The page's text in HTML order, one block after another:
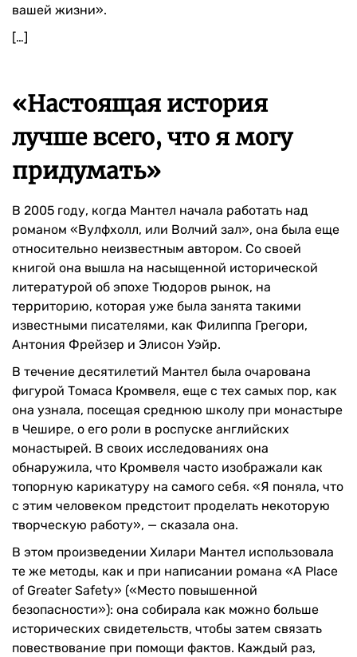
вашей жизни».
[…]
«Настоящая история
лучше всего, что я могу
придумать»
В 2005 году, когда Мантел начала работать над
романом «Вулфхолл, или Волчий зал», она была еще
относительно неизвестным автором. Со своей
книгой она вышла на насыщенной исторической
литературой об эпохе Тюдоров рынок, на
территорию, которая уже была занята такими
известными писателями, как Филиппа Грегори,
Антония Фрейзер и Элисон Уэйр.
В течение десятилетий Мантел была очарована
фигурой Томаса Кромвеля, еще с тех самых пор, как
она узнала, посещая среднюю школу при монастыре
в Чешире, о его роли в роспуске английских
монастырей. В своих исследованиях она
обнаружила, что Кромвеля часто изображали как
топорную карикатуру на самого себя. «Я поняла, что
с этим человеком предстоит проделать некоторую
творческую работу», — сказала она.
В этом произведении Хилари Мантел использовала
те же методы, как и при написании романа «A Place
of Greater Safety» («Место повышенной
безопасности»): она собирала как можно больше
исторических свидетельств, чтобы затем связать
повествование при помощи фактов. Каждый раз,